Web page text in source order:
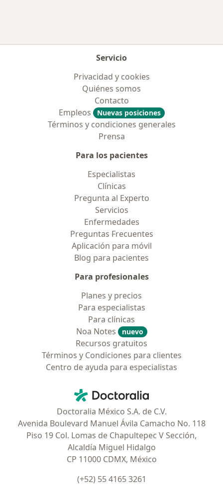
Servicio
Privacidad y cookies
Quiénes somos
Contacto
Empleos
Nuevas posiciones
Términos y condiciones generales
Prensa
Para los pacientes
Especialistas
Clínicas
Pregunta al Experto
Servicios
Enfermedades
Preguntas Frecuentes
Aplicación para móvil
Blog para pacientes
Para profesionales
Planes y precios
Para especialistas
Para clínicas
Noa Notes
nuevo
Recursos gratuitos
Términos y Condiciones para clientes
Centro de ayuda para especialistas
Doctoralia - Página de inicio
Doctoralia México S.A. de C.V.
Avenida Boulevard Manuel Ávila Camacho No. 118
Piso 19 Col. Lomas de Chapultepec V Sección,
Alcaldía Miguel Hidalgo
CP 11000 CDMX, México
(+52) 55 4165 3261